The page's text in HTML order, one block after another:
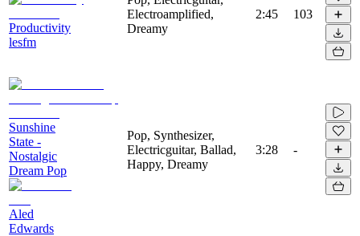
Productivity
lesfm
Electroamplified,
Dreamy
2:45 103
Sunshine
State -
Nostalgic
Dream Pop
Aled
Edwards
Pop, Synthesizer,
Electricguitar, Ballad,
Happy, Dreamy
3:28 -